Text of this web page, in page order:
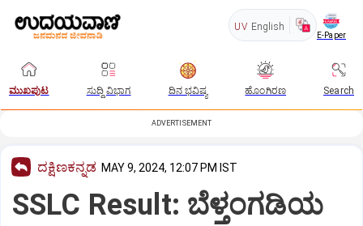
UV English
E-Paper
ಮುಖಪುಟ ಸುದ್ದಿ ವಿಭಾಗ ದಿನ ಭವಿಷ್ಯ ಹೊಂಗಿರಣ Search
ADVERTISEMENT
ದಕ್ಷಿಣಕನ್ನಡ MAY 9, 2024, 12:07 PM IST
SSLC Result: ಬೆಳ್ತಂಗಡಿಯ